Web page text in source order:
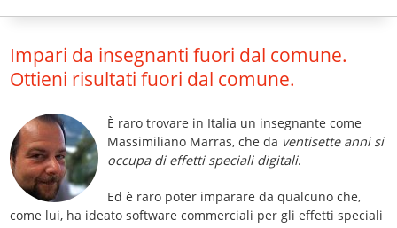
Impari da insegnanti fuori dal comune.
Ottieni risultati fuori dal comune.
È raro trovare in Italia un insegnante come
Massimiliano Marras, che da ventisette anni si
occupa di effetti speciali digitali.
Ed è raro poter imparare da qualcuno che,
come lui, ha ideato software commerciali per gli effetti speciali